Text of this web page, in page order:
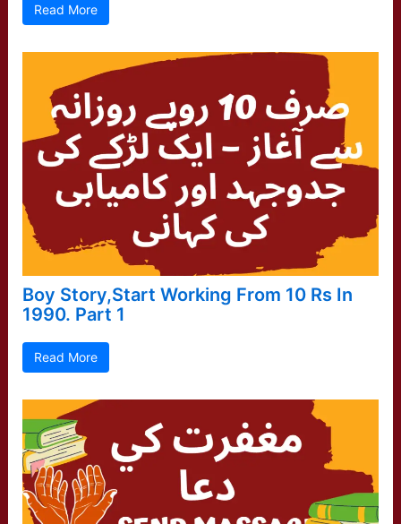
Read More
Boy Story,Start Working From 10 Rs In
1990. Part 1
Read More